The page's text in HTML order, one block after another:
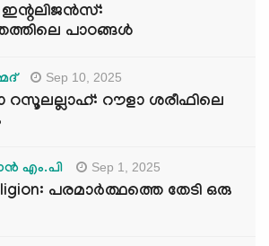
പാഠങ്ങൾ
Sep 10, 2025
റസൂലല്ലാഹ്: റൗളാ ശരീഫിലെ
എം.പി Sep 1, 2025
പരമാർത്ഥത്തെ തേടി ഒരു